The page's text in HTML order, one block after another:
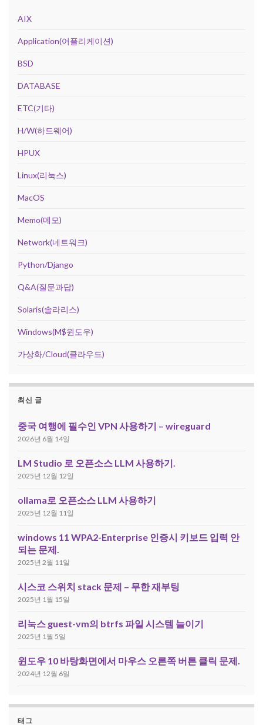
AIX
Application(어플리케이션)
BSD
DATABASE
ETC(기타)
H/W(하드웨어)
HPUX
Linux(리눅스)
MacOS
Memo(메모)
Network(네트워크)
Python/Django
Q&A(질문과답)
Solaris(솔라리스)
Windows(M$윈도우)
가상화/Cloud(클라우드)
최신 글
중국 여행에 필수인 VPN 사용하기 – wireguard
2026년 6월 14일
LM Studio 로 오픈소스 LLM 사용하기.
2025년 12월 12일
ollama로 오픈소스 LLM 사용하기
2025년 12월 11일
windows 11 WPA2-Enterprise 인증시 키보드 입력 안
되는 문제.
2025년 2월 11일
시스코 스위치 stack 문제 – 무한 재부팅
2025년 1월 15일
리눅스 guest-vm의 btrfs 파일 시스템 늘이기
2025년 1월 5일
윈도우 10 바탕화면에서 마우스 오른쪽 버튼 클릭 문제.
2024년 12월 6일
태그